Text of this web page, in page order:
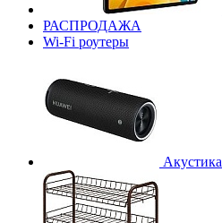
РАСПРОДАЖА
Wi-Fi роутеры
Акустика